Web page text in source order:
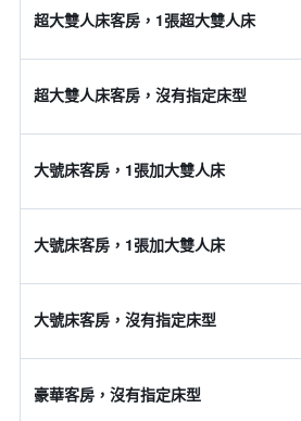
超大雙人床客房，1張超大雙人床
超大雙人床客房，沒有指定床型
大號床客房，1張加大雙人床
大號床客房，1張加大雙人床
大號床客房，沒有指定床型
豪華客房，沒有指定床型